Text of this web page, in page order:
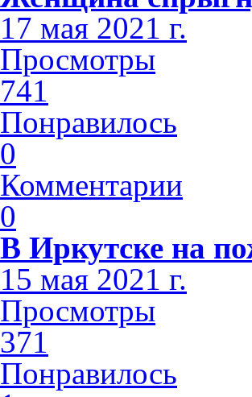
17 мая 2021 г.
Просмотры
741
Понравилось
0
Комментарии
0
В Иркутске на
15 мая 2021 г.
Просмотры
371
Понравилось